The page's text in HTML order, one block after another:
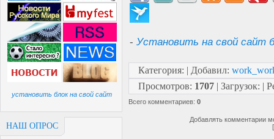
установить блок на свой сайт
НАШ ОПРОС
- Установить на свой сайт
Категория: | Добавил:
Просмотров: 1707 | Загрузок: |
Всего комментариев: 0
Добавлять комментарии